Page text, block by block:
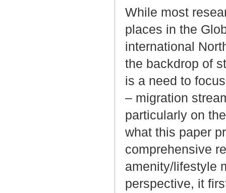
While most
places in the
international
the backdrop of
is a need to
– migration
particularly on
what this paper
comprehensive
amenity/lifestyle
perspective, it